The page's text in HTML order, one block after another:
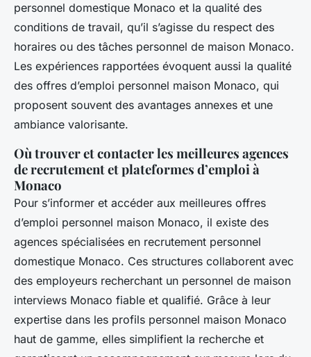
personnel domestique Monaco et la qualité des
conditions de travail, qu’il s’agisse du respect des
horaires ou des tâches personnel de maison Monaco.
Les expériences rapportées évoquent aussi la qualité
des offres d’emploi personnel maison Monaco, qui
proposent souvent des avantages annexes et une
ambiance valorisante.
Où trouver et contacter les meilleures agences
de recrutement et plateformes d’emploi à
Monaco
Pour s’informer et accéder aux meilleures offres
d’emploi personnel maison Monaco, il existe des
agences spécialisées en recrutement personnel
domestique Monaco. Ces structures collaborent avec
des employeurs recherchant un personnel de maison
interviews Monaco fiable et qualifié. Grâce à leur
expertise dans les profils personnel maison Monaco
haut de gamme, elles simplifient la recherche et